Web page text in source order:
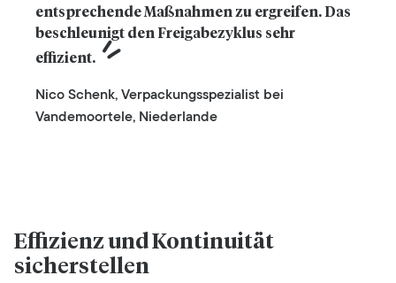
entsprechende Maßnahmen zu ergreifen. Das
beschleunigt den Freigabezyklus sehr
effizient.
Nico Schenk, Verpackungsspezialist bei
Vandemoortele, Niederlande
Effizienz und Kontinuität
sicherstellen